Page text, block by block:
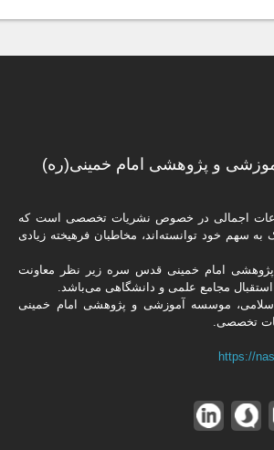
و پژوهشی امام خمینی(ره)
اجمالی در خصوص نشریات تخصصی است که
سهم خود توانسته‌اند، مخاطبان فرهیخته‌ زیادی
امام خمینی قدس سره زیر نظر معاونت
اسلامی، موسسه آموزشی و پژوهشی امام خمینی
تخصصی.
https://